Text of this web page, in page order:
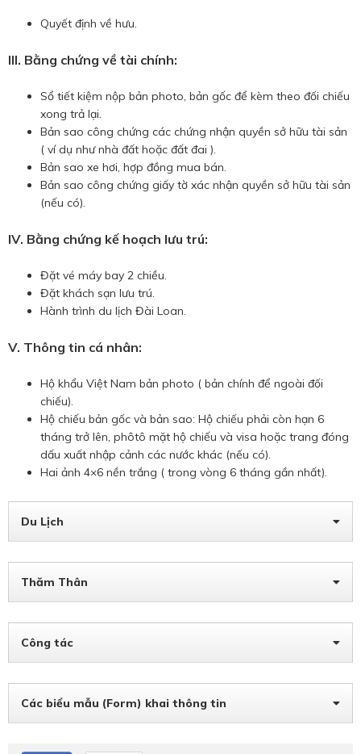
Quyết định về hưu.
III. Bằng chứng về tài chính:
Sổ tiết kiệm nộp bản photo, bản gốc để kèm theo đối chiếu
xong trả lại.
Bản sao công chứng các chứng nhận quyền sở hữu tài sản
( ví dụ như nhà đất hoặc đất đai ).
Bản sao xe hơi, hợp đồng mua bán.
Bản sao công chứng giấy tờ xác nhận quyền sở hữu tài sản
(nếu có).
IV. Bằng chứng kế hoạch lưu trú:
Đặt vé máy bay 2 chiều.
Đặt khách sạn lưu trú.
Hành trình du lịch Đài Loan.
V. Thông tin cá nhân:
Hộ khẩu Việt Nam bản photo ( bản chính để ngoài đối
chiếu).
Hộ chiếu bản gốc và bản sao: Hộ chiếu phải còn hạn 6
tháng trở lên, phôtô mặt hộ chiếu và visa hoặc trang đóng
dấu xuất nhập cảnh các nước khác (nếu có).
Hai ảnh 4×6 nền trắng ( trong vòng 6 tháng gần nhất).
Du Lịch
Thăm Thân
Công tác
Các biểu mẫu (Form) khai thông tin